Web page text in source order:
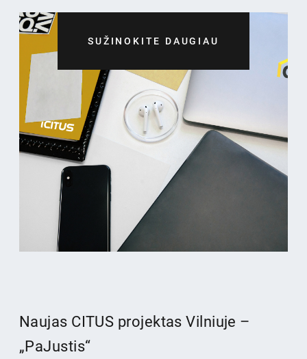
SUŽINOKITE DAUGIAU
Naujas CITUS projektas Vilniuje –
„PaJustis“